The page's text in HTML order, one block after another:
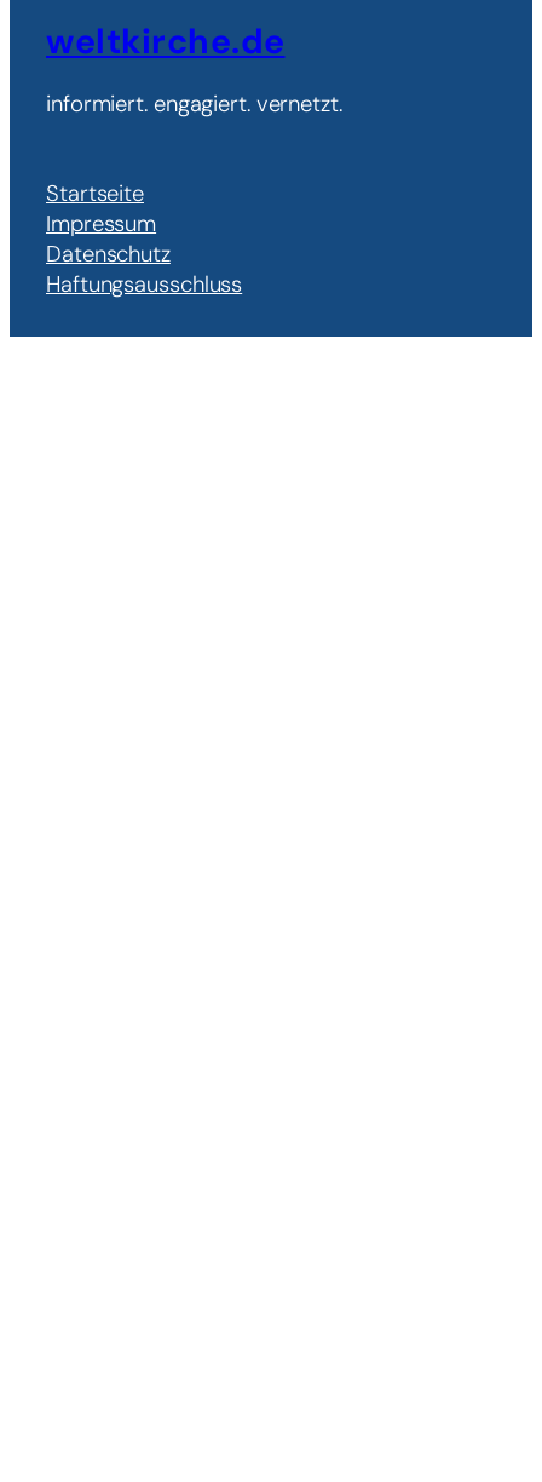
weltkirche.de
informiert. engagiert. vernetzt.
Startseite
Impressum
Datenschutz
Haftungsausschluss